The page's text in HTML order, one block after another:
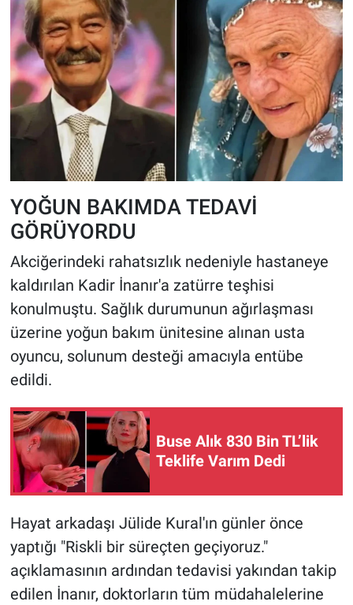
YOĞUN BAKIMDA TEDAVİ
GÖRÜYORDU
Akciğerindeki rahatsızlık nedeniyle hastaneye
kaldırılan Kadir İnanır'a zatürre teşhisi
konulmuştu. Sağlık durumunun ağırlaşması
üzerine yoğun bakım ünitesine alınan usta
oyuncu, solunum desteği amacıyla entübe
edildi.
Buse Alık 830 Bin TL’lik
Teklife Varım Dedi
Hayat arkadaşı Jülide Kural'ın günler önce
yaptığı "Riskli bir süreçten geçiyoruz."
açıklamasının ardından tedavisi yakından takip
edilen İnanır, doktorların tüm müdahalelerine